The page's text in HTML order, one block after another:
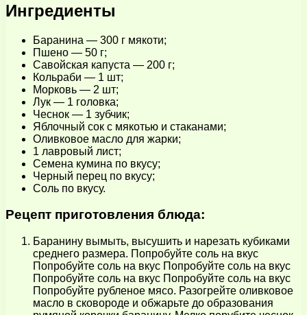
Ингредиенты
Баранина — 300 г мякоти;
Пшено — 50 г;
Савойская капуста — 200 г;
Кольраби — 1 шт;
Морковь — 2 шт;
Лук — 1 головка;
Чеснок — 1 зубчик;
Яблочный сок с мякотью и стаканами;
Оливковое масло для жарки;
1 лавровый лист;
Семена кумина по вкусу;
Черный перец по вкусу;
Соль по вкусу.
Рецепт приготовления блюда:
Баранину вымыть, высушить и нарезать кубиками
среднего размера. Попробуйте соль на вкус
Попробуйте соль на вкус Попробуйте соль на вкус
Попробуйте соль на вкус Попробуйте соль на вкус
Попробуйте рубленое мясо. Разогрейте оливковое
масло в сковороде и обжарьте до образования